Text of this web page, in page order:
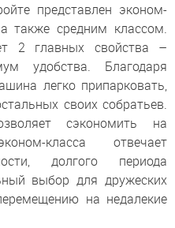
представлен эконом-
также средним классом.
2 главных свойства –
удобства. Благодаря
легко припарковать,
своих собратьев.
сэкономить на
класса отвечает
долгого периода
выбор для дружеских
на недалекие